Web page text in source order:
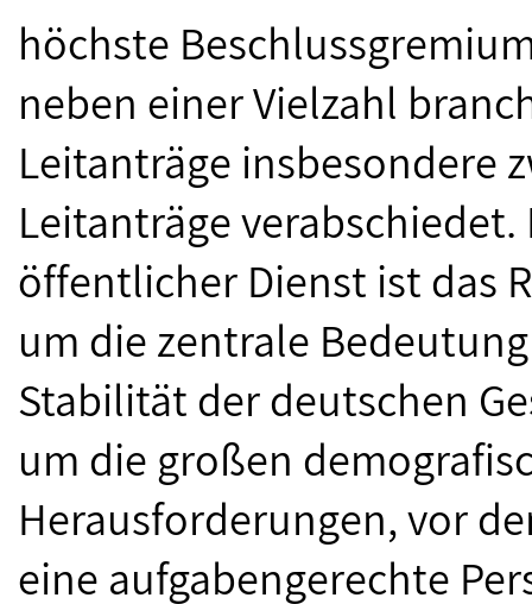
höchste
neben einer Vielzahl
Leitanträge insbesondere
Leitanträge
öffentlicher Dienst ist das
um die zentrale
Stabilität der deutschen
um die großen
Herausforderungen, vor
eine aufgabengerechte